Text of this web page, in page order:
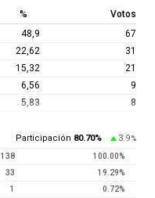
% Votos
48,9 67
22,62 31
15,32 21
6,56 9
5,83 8
Participación 80.70% 3.9 %
138 100.00%
33 19.29%
1 0.72%